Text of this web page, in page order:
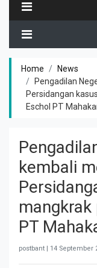
Home
News
Pengadilan
Persidangan
Eschol PT
kembali
mangkrak
PT
postbant | 14 September